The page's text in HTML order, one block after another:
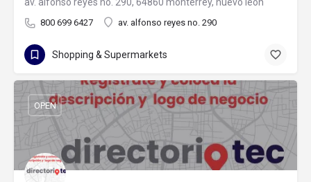
800 699 6427 av. alfonso reyes no. 290
Shopping & Supermarkets
OPEN